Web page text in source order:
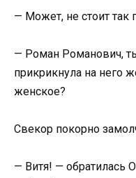
— Может, не стоит так
— Роман Романович,
прикрикнула на него
женское?
Свекор покорно
— Витя! — обратилась